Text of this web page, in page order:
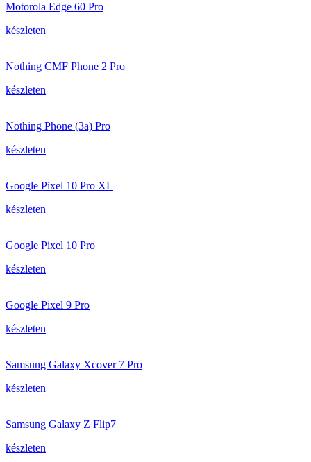
Motorola Edge 60 Pro
készleten
Nothing CMF Phone 2 Pro
készleten
Nothing Phone (3a) Pro
készleten
Google Pixel 10 Pro XL
készleten
Google Pixel 10 Pro
készleten
Google Pixel 9 Pro
készleten
Samsung Galaxy Xcover 7 Pro
készleten
Samsung Galaxy Z Flip7
készleten